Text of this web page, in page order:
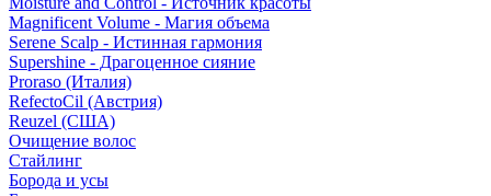
Magnificent Volume - Магия объема
Serene Scalp - Истинная гармония
Supershine - Драгоценное сияние
Proraso (Италия)
RefectoCil (Австрия)
Reuzel (США)
Очищение волос
Стайлинг
Борода и усы